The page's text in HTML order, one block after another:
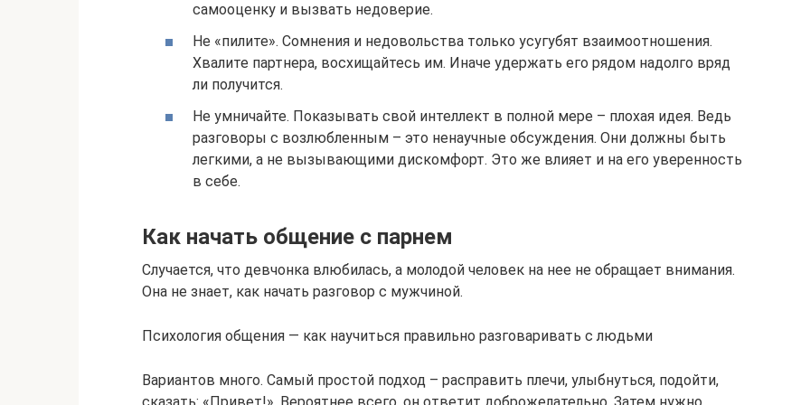
самооценку и вызвать недоверие.
Не «пилите». Сомнения и недовольства только усугубят взаимоотношения.
Хвалите партнера, восхищайтесь им. Иначе удержать его рядом надолго вряд
ли получится.
Не умничайте. Показывать свой интеллект в полной мере – плохая идея. Ведь
разговоры с возлюбленным – это ненаучные обсуждения. Они должны быть
легкими, а не вызывающими дискомфорт. Это же влияет и на его уверенность
в себе.
Как начать общение с парнем
Случается, что девчонка влюбилась, а молодой человек на нее не обращает внимания.
Она не знает, как начать разговор с мужчиной.
Психология общения — как научиться правильно разговаривать с людьми
Вариантов много. Самый простой подход – расправить плечи, улыбнуться, подойти,